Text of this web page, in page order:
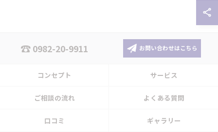
0982-20-9911 お問い合わせはこちら
コンセプト サービス
ご相談の流れ よくある質問
口コミ ギャラリー